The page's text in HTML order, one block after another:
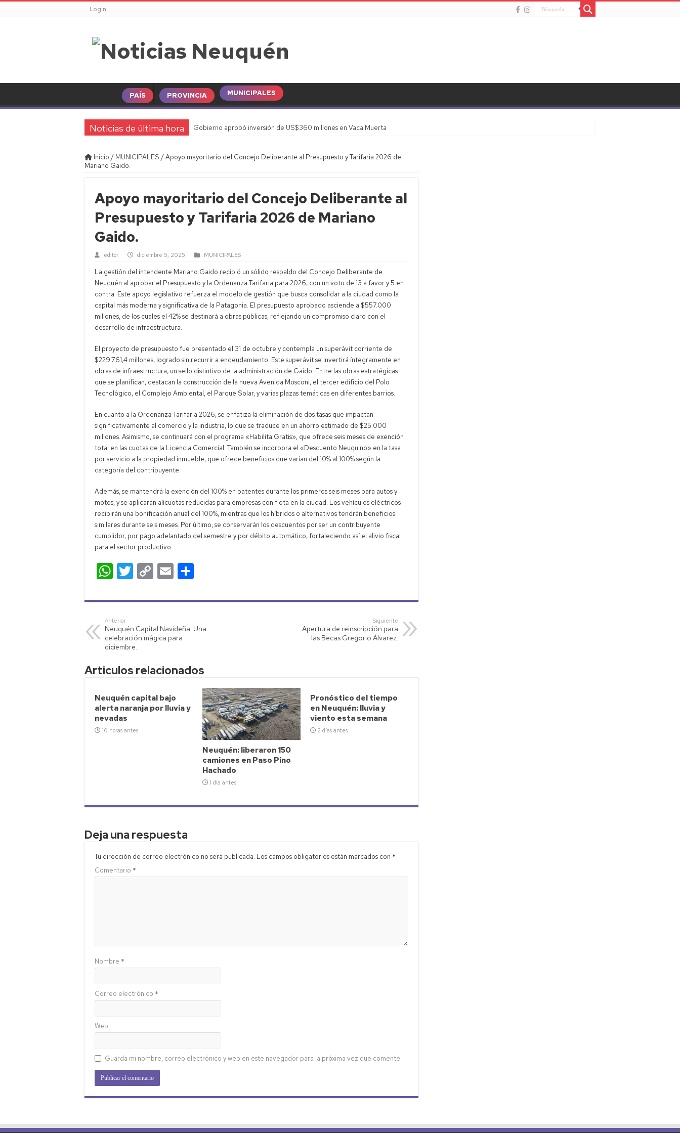
Login
PAÍS PROVINCIA MUNICIPALES
Noticias de última hora Gobierno aprobó inversión de US$360 millones en Vaca Muerta
Inicio / MUNICIPALES /Apoyo mayoritario del Concejo Deliberante al Presupuesto y Tarifaria 2026 de
Mariano Gaido.
Apoyo mayoritario del Concejo Deliberante al
Presupuesto y Tarifaria 2026 de Mariano
Gaido.
editor diciembre 5, 2025 MUNICIPALES
La gestión del intendente Mariano Gaido recibió un sólido respaldo del Concejo Deliberante de
Neuquén al aprobar el Presupuesto y la Ordenanza Tarifaria para 2026, con un voto de 13 a favor y 5 en
contra. Este apoyo legislativo refuerza el modelo de gestión que busca consolidar a la ciudad como la
capital más moderna y significativa de la Patagonia. El presupuesto aprobado asciende a $557.000
millones, de los cuales el 42% se destinará a obras públicas, reflejando un compromiso claro con el
desarrollo de infraestructura.
El proyecto de presupuesto fue presentado el 31 de octubre y contempla un superávit corriente de
$229.761,4 millones, logrado sin recurrir a endeudamiento. Este superávit se invertirá íntegramente en
obras de infraestructura, un sello distintivo de la administración de Gaido. Entre las obras estratégicas
que se planifican, destacan la construcción de la nueva Avenida Mosconi, el tercer edificio del Polo
Tecnológico, el Complejo Ambiental, el Parque Solar, y varias plazas temáticas en diferentes barrios.
En cuanto a la Ordenanza Tarifaria 2026, se enfatiza la eliminación de dos tasas que impactan
significativamente al comercio y la industria, lo que se traduce en un ahorro estimado de $25.000
millones. Asimismo, se continuará con el programa «Habilita Gratis», que ofrece seis meses de exención
total en las cuotas de la Licencia Comercial. También se incorpora el «Descuento Neuquino» en la tasa
por servicio a la propiedad inmueble, que ofrece beneficios que varían del 10% al 100% según la
categoría del contribuyente.
Además, se mantendrá la exención del 100% en patentes durante los primeros seis meses para autos y
motos, y se aplicarán alícuotas reducidas para empresas con flota en la ciudad. Los vehículos eléctricos
recibirán una bonificación anual del 100%, mientras que los híbridos o alternativos tendrán beneficios
similares durante seis meses. Por último, se conservarán los descuentos por ser un contribuyente
cumplidor, por pago adelantado del semestre y por débito automático, fortaleciendo así el alivio fiscal
para el sector productivo.
W
h
at
s
A
p
p
T
wi
tt
C
o
p
Li
E
m
ail m
ar
Anterior
Neuquén Capital Navideña: Una
celebración mágica para
diciembre.
Siguiente
Apertura de reinscripción para
las Becas Gregorio Álvarez.
Articulos relacionados
Neuquén capital bajo
alerta naranja por lluvia y
nevadas
10 horas antes
Neuquén: liberaron 150
camiones en Paso Pino
Hachado
1 día antes
Pronóstico del tiempo
en Neuquén: lluvia y
viento esta semana
2 días antes
Deja una respuesta
Tu dirección de correo electrónico no será publicada. Los campos obligatorios están marcados con *
Comentario *
Nombre *
Correo electrónico *
Web
Guarda mi nombre, correo electrónico y web en este navegador para la próxima vez que comente.